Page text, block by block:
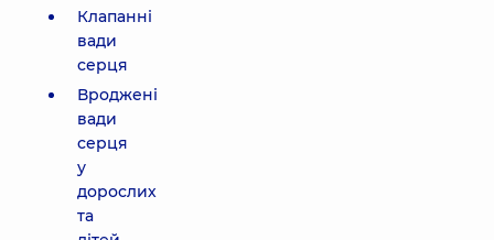
Клапанні
вади
серця
Вроджені
вади
серця
у
дорослих
та